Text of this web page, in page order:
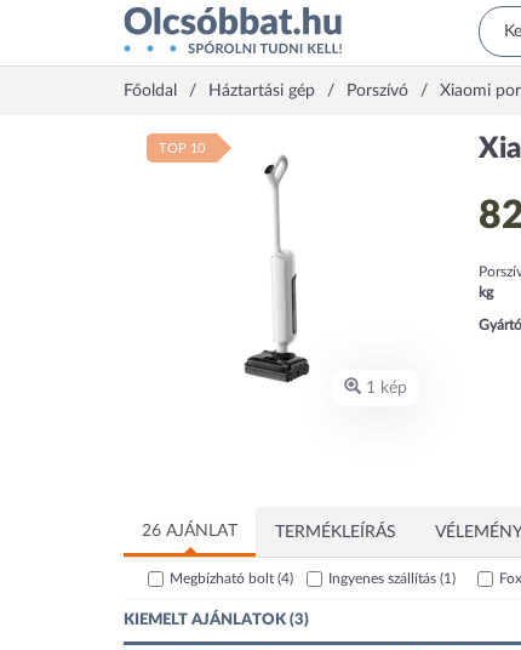
Főoldal Háztartási gép Porszívó Xiaomi
TOP 10
1 kép
kg
26 AJÁNLAT TERMÉKLEÍRÁS
Megbízható bolt (4) Ingyenes szállítás (1)
KIEMELT AJÁNLATOK (3)